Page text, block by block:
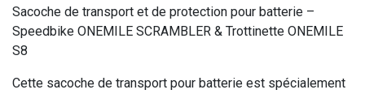
Sacoche de transport et de protection pour batterie –
Speedbike ONEMILE SCRAMBLER & Trottinette ONEMILE
S8
Cette sacoche de transport pour batterie est spécialement